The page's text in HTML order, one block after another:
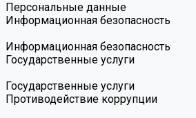
Персональные данные
Информационная безопасность
Информационная безопасность
Государственные услуги
Государственные услуги
Противодействие коррупции